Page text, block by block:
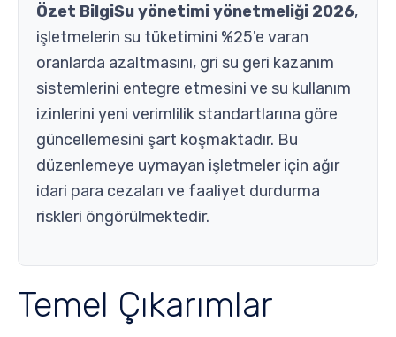
Özet BilgiSu yönetimi yönetmeliği 2026,
işletmelerin su tüketimini %25'e varan
oranlarda azaltmasını, gri su geri kazanım
sistemlerini entegre etmesini ve su kullanım
izinlerini yeni verimlilik standartlarına göre
güncellemesini şart koşmaktadır. Bu
düzenlemeye uymayan işletmeler için ağır
idari para cezaları ve faaliyet durdurma
riskleri öngörülmektedir.
Temel Çıkarımlar